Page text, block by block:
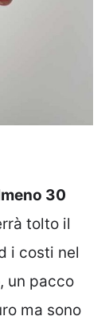
30
tolto il
i costi nel
un pacco
ma sono